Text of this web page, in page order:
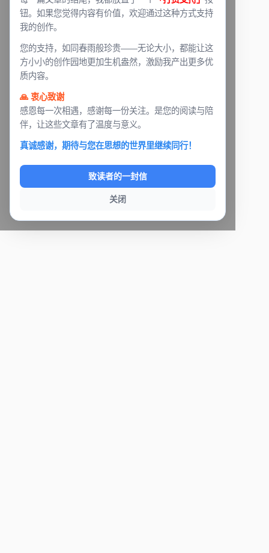
钮。如果您觉得内容有价值，欢迎通过这种方式支持
我的创作。
您的支持，如同春雨般珍贵——无论大小，都能让这
方小小的创作园地更加生机盎然，激励我产出更多优
质内容。
🙏 衷心致谢
感恩每一次相遇，感谢每一份关注。是您的阅读与陪
伴，让这些文章有了温度与意义。
真诚感谢，期待与您在思想的世界里继续同行！
致读者的一封信
关闭